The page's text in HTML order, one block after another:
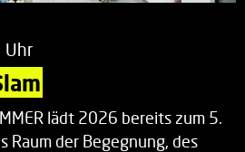
Uhr
lädt 2026 bereits zum 5.
Raum der Begegnung, des